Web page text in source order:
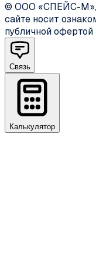
© ООО «СПЕЙС-М»,
сайте носит
публичной офертой
Связь
Калькулятор